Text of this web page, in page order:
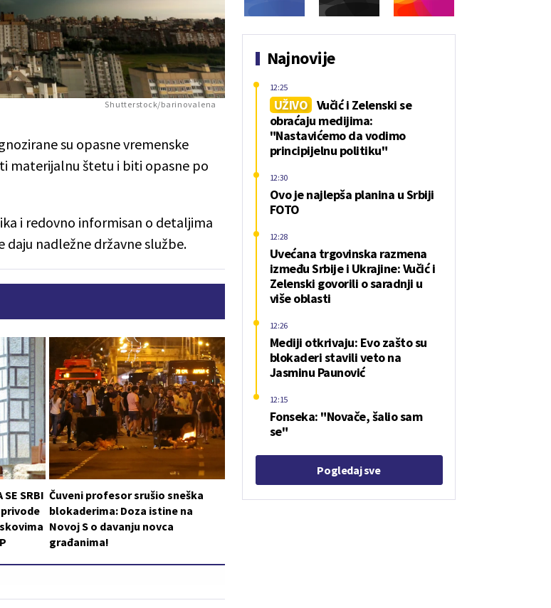
Shutterstock/barinovalena
su opasne vremenske
materijalnu štetu i biti opasne po
i redovno informisan o detaljima
nadležne državne službe.
SE SRBI
privode
Čuveni profesor srušio sneška
blokaderima: Doza istine na
Novoj S o davanju novca
građanima!
Najnovije
UŽIVO Vučić i Zelenski se
obraćaju medijima:
"Nastavićemo da vodimo
principijelnu politiku"
12:25
Ovo je najlepša planina u Srbiji
FOTO
12:30
Uvećana trgovinska razmena
između Srbije i Ukrajine: Vučić i
Zelenski govorili o saradnji u
više oblasti
12:28
Mediji otkrivaju: Evo zašto su
blokaderi stavili veto na
Jasminu Paunović
12:26
Fonseka: "Novače, šalio sam
se"
12:15
Pogledaj sve